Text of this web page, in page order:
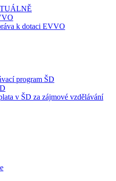
k dotaci EVVO
program ŠD
v ŠD za zájmové vzdělávání